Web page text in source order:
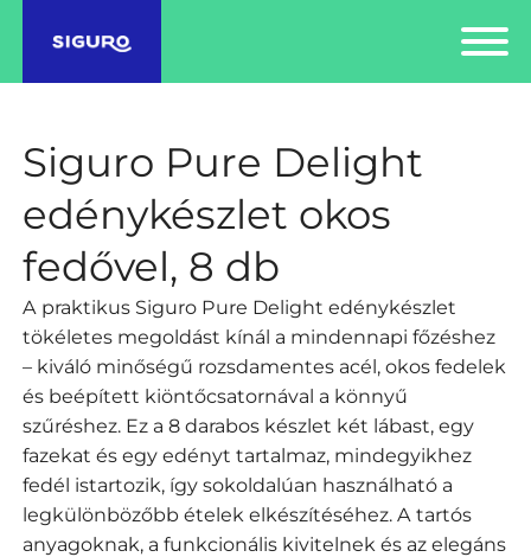
Siguro Pure Delight
edénykészlet okos
fedővel, 8 db
A praktikus Siguro Pure Delight edénykészlet
tökéletes megoldást kínál a mindennapi főzéshez
– kiváló minőségű rozsdamentes acél, okos fedelek
és beépített kiöntőcsatornával a könnyű
szűréshez. Ez a 8 darabos készlet két lábast, egy
fazekat és egy edényt tartalmaz, mindegyikhez
fedél istartozik, így sokoldalúan használható a
legkülönbözőbb ételek elkészítéséhez. A tartós
anyagoknak, a funkcionális kivitelnek és az elegáns